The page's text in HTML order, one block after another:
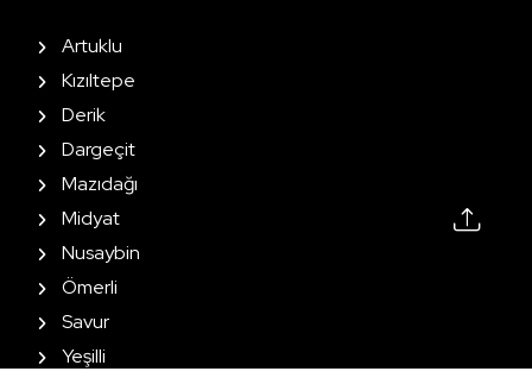
Artuklu
Kızıltepe
Derik
Dargeçit
Mazıdağı
Midyat
Nusaybin
Ömerli
Savur
Yeşilli